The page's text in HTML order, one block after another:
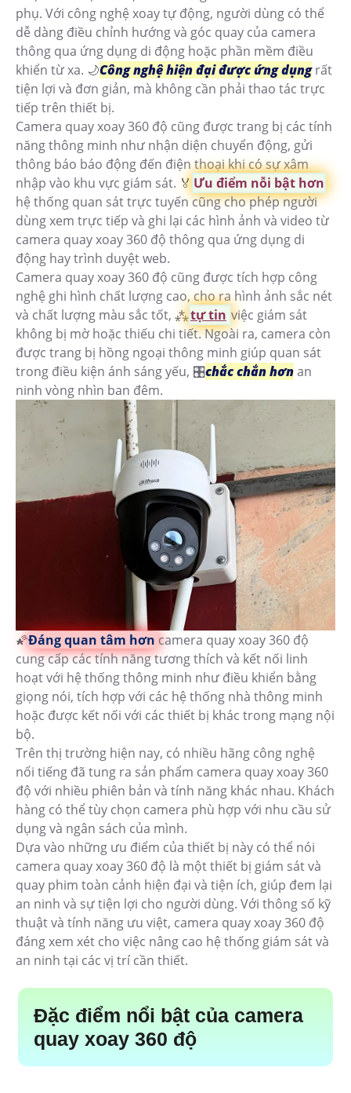
phụ. Với công nghệ xoay tự động, người dùng có thể
dễ dàng điều chỉnh hướng và góc quay của camera
thông qua ứng dụng di động hoặc phần mềm điều
khiển từ xa. 🌙Công nghệ hiện đại được ứng dụngrất
tiện lợi và đơn giản, mà không cần phải thao tác trực
tiếp trên thiết bị.
Camera quay xoay 360 độ cũng được trang bị các tính
năng thông minh như nhận diện chuyển động, gửi
thông báo báo động đến điện thoại khi có sự xâm
nhập vào khu vực giám sát. ️🏅️ Ưu điểm nỗi bật hơn
hệ thống quan sát trực tuyến cũng cho phép người
dùng xem trực tiếp và ghi lại các hình ảnh và video từ
camera quay xoay 360 độ thông qua ứng dụng di
động hay trình duyệt web.
Camera quay xoay 360 độ cũng được tích hợp công
nghệ ghi hình chất lượng cao, cho ra hình ảnh sắc nét
và chất lượng màu sắc tốt, ⁂tự tin việc giám sát
không bị mờ hoặc thiếu chi tiết. Ngoài ra, camera còn
được trang bị hồng ngoại thông minh giúp quan sát
trong điều kiện ánh sáng yếu, 🎛chắc chắn hơnan
ninh vòng nhìn ban đêm.
🌠Đáng quan tâm hơn camera quay xoay 360 độ
cung cấp các tính năng tương thích và kết nối linh
hoạt với hệ thống thông minh như điều khiển bằng
giọng nói, tích hợp với các hệ thống nhà thông minh
hoặc được kết nối với các thiết bị khác trong mạng nội
bộ.
Trên thị trường hiện nay, có nhiều hãng công nghệ
nổi tiếng đã tung ra sản phẩm camera quay xoay 360
độ với nhiều phiên bản và tính năng khác nhau. Khách
hàng có thể tùy chọn camera phù hợp với nhu cầu sử
dụng và ngân sách của mình.
Dựa vào những ưu điểm của thiết bị này có thể nói
camera quay xoay 360 độ là một thiết bị giám sát và
quay phim toàn cảnh hiện đại và tiện ích, giúp đem lại
an ninh và sự tiện lợi cho người dùng. Với thông số kỹ
thuật và tính năng ưu việt, camera quay xoay 360 độ
đáng xem xét cho việc nâng cao hệ thống giám sát và
an ninh tại các vị trí cần thiết.
Đặc điểm nổi bật của camera
quay xoay 360 độ